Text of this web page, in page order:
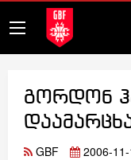
გორდონ
GBF 2006-